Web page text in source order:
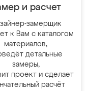
и расчет
замерщик
к Вам с каталогом
материалов,
детальные
замеры,
проект и сделает
расчёт